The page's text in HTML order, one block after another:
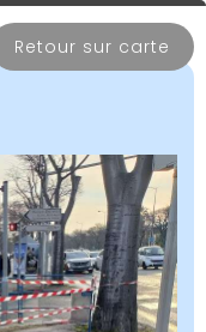
Retour sur carte